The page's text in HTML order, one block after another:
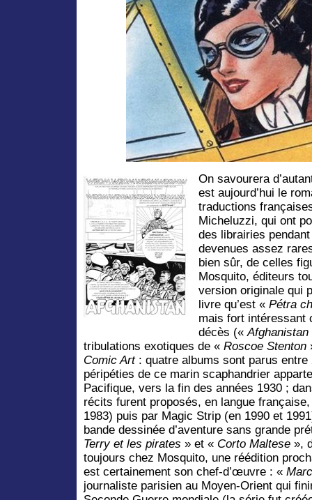
On savourera
est aujourd’hui le
traductions
Micheluzzi, qui ont
des librairies
devenues assez
bien sûr, de celles
Mosquito, éditeurs
version originale qui
livre qu’est « Pétra
mais fort intéressant
décès («Afghanistan
tribulations exotiques de « Roscoe Stenton
Comic Art: quatre albums sont parus entre
péripéties de ce marin scaphandrier
Pacifique, vers la fin des années 1930 ;
récits furent proposés, en langue
1983) puis par Magic Strip (en 1990 et
bande dessinée d’aventure sans grande
Terry et les pirates » et « Corto Maltese »,
toujours chez Mosquito, une réédition
est certainement son chef-d’œuvre : «
journaliste parisien au Moyen-Orient qui